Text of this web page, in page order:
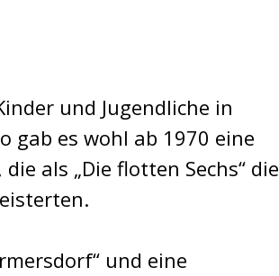
und Jugendliche in
gab es wohl ab 1970 eine
als „Die flotten Sechs“ die
und eine